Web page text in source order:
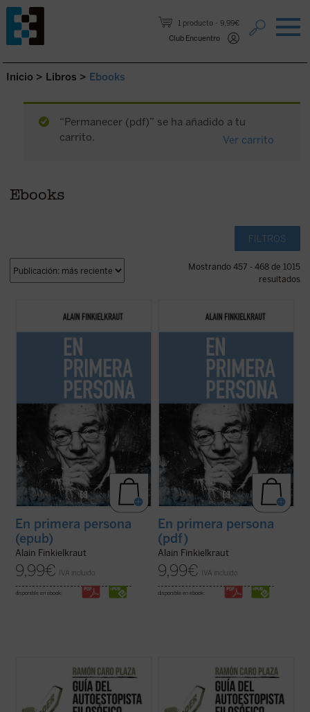
1 producto
9,99€
Club Encuentro
Saltar al contenido.
Inicio > Libros > Ebooks
“Permanecer (pdf)” se ha añadido a tu
carrito.
Ver carrito
Ebooks
FILTROS
Mostrando 457 - 468 de 1015
resultados
Me parece que ha llegado el momento de
y volver a trazar mi itinerario sin evasivas
Por lo que a mí respecta no se trata en
modo alguno de rebajar el ...(ver ficha)
En primera persona
(epub)
Alain Finkielkraut
9,99€ IVA incluido
disponible en ebook:
Me parece que ha llegado el momento de
y volver a trazar mi itinerario sin evasivas
Por lo que a mí respecta no se trata en
modo alguno de rebajar el ...(ver ficha)
En primera persona
(pdf)
Alain Finkielkraut
9,99€ IVA incluido
disponible en ebook:
Explora este mundo, la realidad que te
rodea y la que te constituye. La obra que
tienes ahora en tus manos pretende
rastrear los enclaves principales en
compañía de los grandes pensadores.
Explora este mundo, la realidad que te
rodea y la que te constituye. La obra que
tienes ahora en tus manos pretende
rastrear los enclaves principales en
compañía de los grandes pensadores.